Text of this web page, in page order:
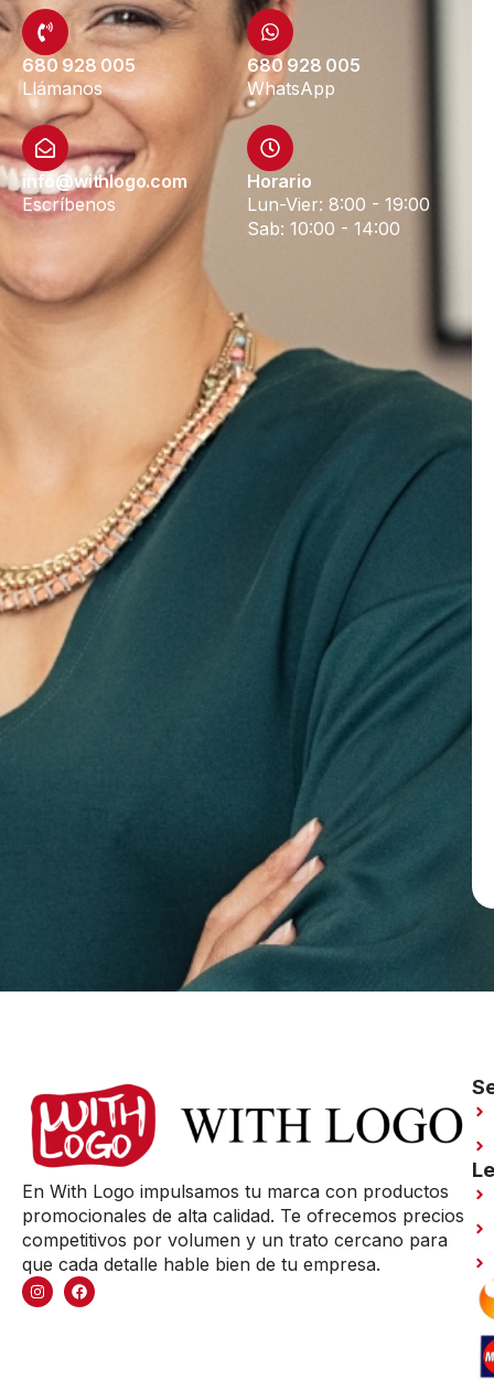
680 928 005
Llámanos
680 928 005
WhatsApp
info@withlogo.com
Escríbenos
Horario
Lun-Vier: 8:00 - 19:00
Sab: 10:00 - 14:00
En With Logo impulsamos tu marca con productos
promocionales de alta calidad. Te ofrecemos precios
competitivos por volumen y un trato cercano para
que cada detalle hable bien de tu empresa.